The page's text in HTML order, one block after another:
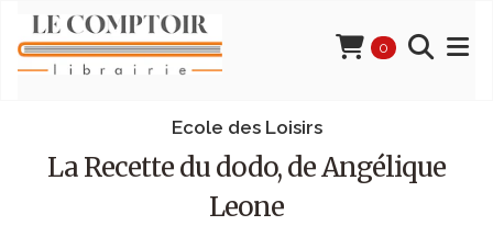
0
Ecole des Loisirs
La Recette du dodo, de Angélique
Leone